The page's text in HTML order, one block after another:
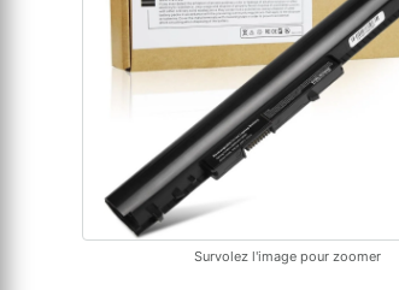
Survolez l'image pour zoomer